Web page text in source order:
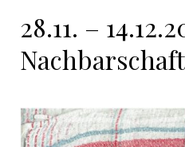
28.11. –